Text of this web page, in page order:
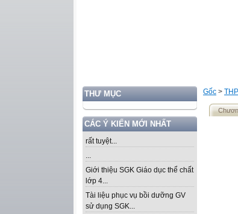
THƯ MỤC
CÁC Ý KIẾN MỚI NHẤT
rất tuyệt...
...
Giới thiệu SGK Giáo dục thể chất
lớp 4...
Tài liệu phục vụ bồi dưỡng GV
sử dụng SGK...
Gốc >